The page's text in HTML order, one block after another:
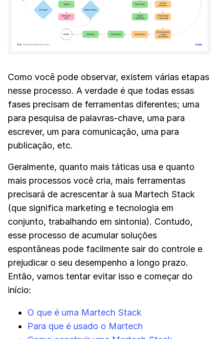
Como você pode observar, existem várias etapas
nesse processo. A verdade é que todas essas
fases precisam de ferramentas diferentes; uma
para pesquisa de palavras-chave, uma para
escrever, um para comunicação, uma para
publicação, etc.
Geralmente, quanto mais táticas usa e quanto
mais processos você cria, mais ferramentas
precisará de acrescentar à sua Martech Stack
(que significa marketing e tecnologia em
conjunto, trabalhando em sintonia). Contudo,
esse processo de acumular soluções
espontâneas pode facilmente sair do controle e
prejudicar o seu desempenho a longo prazo.
Então, vamos tentar evitar isso e começar do
início:
O que é uma Martech Stack
Para que é usado o Martech